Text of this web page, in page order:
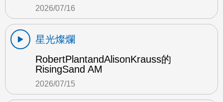
2026/07/16
星光燦爛
RobertPlantandAlisonKrauss的
RisingSand AM
2026/07/15